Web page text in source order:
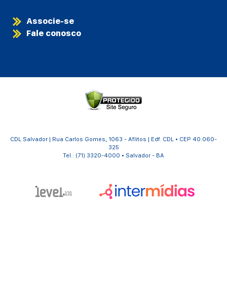
Associe-se
Fale conosco
CDL Salvador | Rua Carlos Gomes, 1063 - Aflitos | Edf. CDL • CEP 40.060-
325
Tel.: (71) 3320-4000 • Salvador - BA